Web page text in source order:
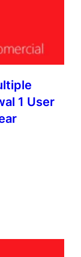
1 User